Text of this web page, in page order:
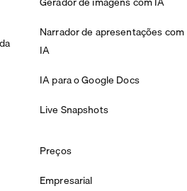
Narrador de apresentações com
IA
IA para o Google Docs
Live Snapshots
Preços
Empresarial